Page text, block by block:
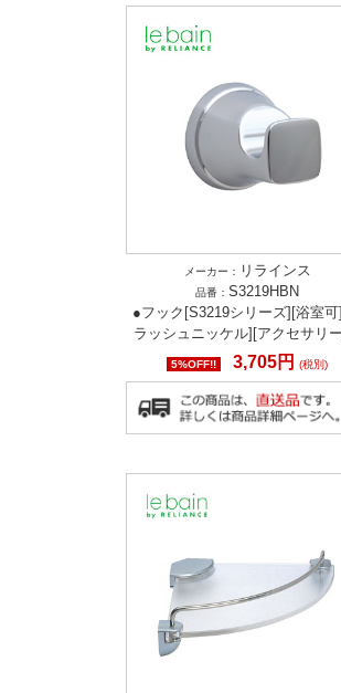
メーカー： リラインス
品番： S3219HBN
●フック[S3219シリーズ][浴室
ラッシュニッケル][アクセサリ
5%OFF!! 3,705円 (税別)